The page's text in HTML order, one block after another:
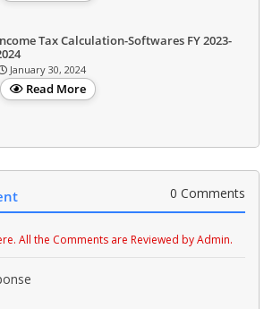
Tax Calculation-Softwares FY 2023-
January 30, 2024
Read More
0 Comments
All the Comments are Reviewed by Admin.